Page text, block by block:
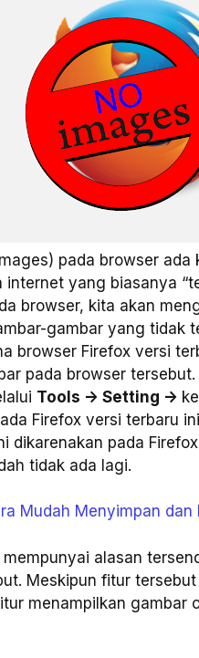
pada browser
yang biasanya
browser, kita akan
gambar yang tidak
browser Firefox versi
pada browser
Tools -> Setting ->
Firefox versi terbaru
dikarenakan pada
tidak ada lagi.
Mudah Menyimpan
alasan
Meskipun fitur
menampilkan gambar